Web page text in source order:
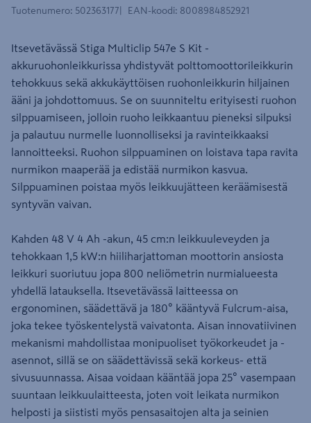
Tuotenumero: 502363177 EAN-koodi: 8008984852921
Itsevetävässä Stiga Multiclip 547e S Kit -
akkuruohonleikkurissa yhdistyvät polttomoottorileikkurin
tehokkuus sekä akkukäyttöisen ruohonleikkurin hiljainen
ääni ja johdottomuus. Se on suunniteltu erityisesti ruohon
silppuamiseen, jolloin ruoho leikkaantuu pieneksi silpuksi
ja palautuu nurmelle luonnolliseksi ja ravinteikkaaksi
lannoitteeksi. Ruohon silppuaminen on loistava tapa ravita
nurmikon maaperää ja edistää nurmikon kasvua.
Silppuaminen poistaa myös leikkuujätteen keräämisestä
syntyvän vaivan.
Kahden 48 V 4 Ah -akun, 45 cm:n leikkuuleveyden ja
tehokkaan 1,5 kW:n hiiliharjattoman moottorin ansiosta
leikkuri suoriutuu jopa 800 neliömetrin nurmialueesta
yhdellä latauksella. Itsevetävässä laitteessa on
ergonominen, säädettävä ja 180° kääntyvä Fulcrum-aisa,
joka tekee työskentelystä vaivatonta. Aisan innovatiivinen
mekanismi mahdollistaa monipuoliset työkorkeudet ja -
asennot, sillä se on säädettävissä sekä korkeus- että
sivusuunnassa. Aisaa voidaan kääntää jopa 25° vasempaan
suuntaan leikkuulaitteesta, joten voit leikata nurmikon
helposti ja siististi myös pensasaitojen alta ja seinien